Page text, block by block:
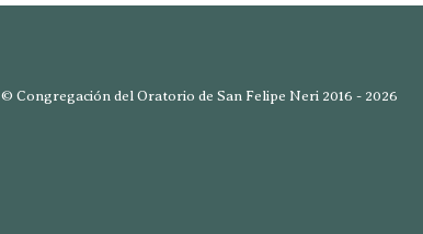
© Congregación del Oratorio de San Felipe Neri 2016 - 2026